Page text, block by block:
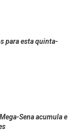
para esta quinta-
Sena acumula e